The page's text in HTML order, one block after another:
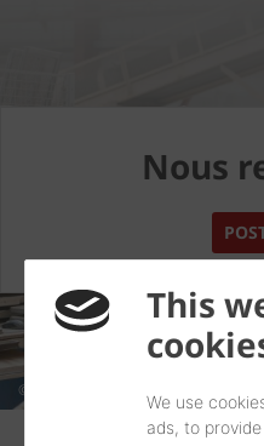
This
We use
ads, to
© Nicolas waltefaugle besancon (25)
Nous